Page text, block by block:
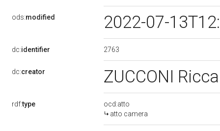
ods:modified 2022-07-
dc:identifier 2763
dc:creator ZUCCONI
rdf:type
ocd:atto
atto camera